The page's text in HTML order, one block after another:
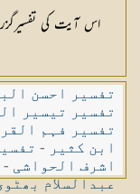
اس آیت کی
تفسیر احسن
تفسیر تیسیر
تفسیر فہم
ابن کثیر -
اشرف الحواشی -
عبدالسلام